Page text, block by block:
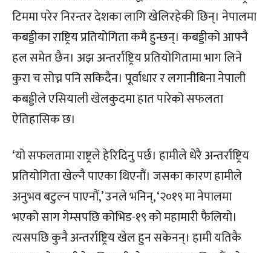
टिममा परेर निरन्तर देशका लागि खेलिरहेकी छिन्। नेपालमा
कबड्डीका राष्ट्रिय प्रतियोगिता कमै हुन्छन्। कबड्डीको आफ्नै
हल समेत छैन। अझ अन्तर्राष्ट्रिय प्रतियोगितामा भाग लिने
कुरा च सोच्न पनि सकिदैन। पूर्वाधार र लगानीबिना नेपाली
कबड्डीले एसियाली खेलकुदमा हात पारेको सफलता
ऐतिहासिक छ।
‘यो सफलतामा राष्ट्रले हेरिदिनु पर्छ। हामीले धेरै अन्तर्राष्ट्रिय
प्रतियोगिता खेल्नै पाएका थिएनौं। जसका कारण हामीले
अनुभव बटुल्न पाएनौं,’ उनले भनिन्, ‘२०१९ मा नेपालमा
भएको साग गेम्सपछि कोभिड-१९ को महामारी फैलियो।
त्यसपछि कुनै अन्तर्राष्ट्रिय खेल हुन सकेनन्। हामी यतिकै